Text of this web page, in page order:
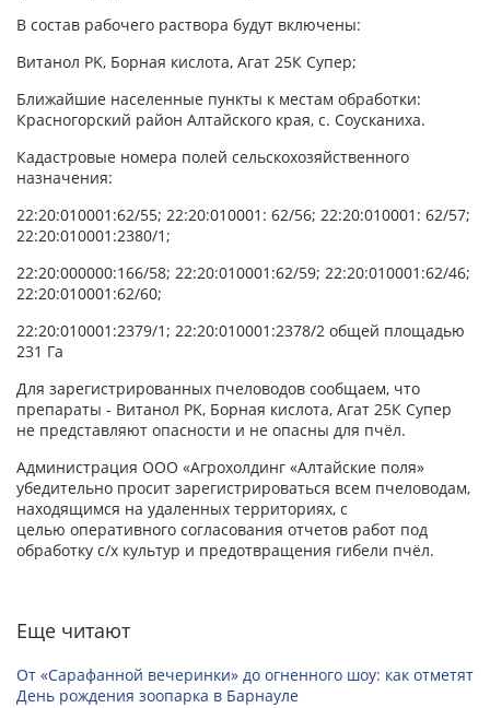
В состав рабочего раствора будут включены:
Витанол PK, Борная кислота, Агат 25К Супер;
Ближайшие населенные пункты к местам обработки:
Красногорский район Алтайского края, с. Соусканиха.
Кадастровые номера полей сельскохозяйственного
назначения:
22:20:010001:62/55; 22:20:010001: 62/56; 22:20:010001: 62/57;
22:20:010001:2380/1;
22:20:000000:166/58; 22:20:010001:62/59; 22:20:010001:62/46;
22:20:010001:62/60;
22:20:010001:2379/1; 22:20:010001:2378/2 общей площадью
231 Га
Для зарегистрированных пчеловодов сообщаем, что
препараты - Витанол PK, Борная кислота, Агат 25К Супер
не представляют опасности и не опасны для пчёл.
Администрация ООО «Агрохолдинг «Алтайские поля»
убедительно просит зарегистрироваться всем пчеловодам,
находящимся на удаленных территориях, с
целью оперативного согласования отчетов работ под
обработку с/х культур и предотвращения гибели пчёл.
Еще читают
От «Сарафанной вечеринки» до огненного шоу: как отметят
День рождения зоопарка в Барнауле